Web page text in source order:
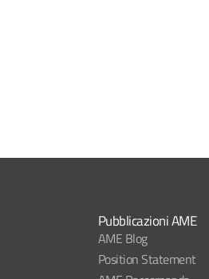
Pubblicazioni AME
AME Blog
Position Statement